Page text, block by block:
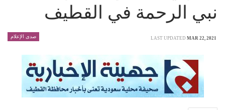
نبي الرحمة في القطيف
صدى الإعلام LAST UPDATED MAR 22, 2021